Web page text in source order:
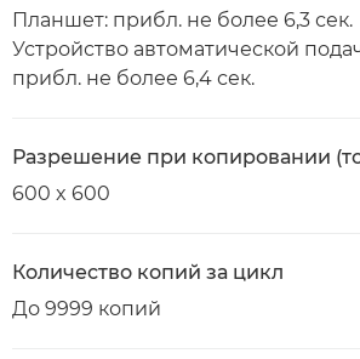
Планшет: прибл. не более 6,3 сек.
Устройство автоматической
прибл. не более 6,4 сек.
Разрешение при копировании
600 x 600
Количество копий за цикл
До 9999 копий